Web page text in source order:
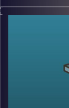
ששמה לה
בן שושה,
תהליכי
למוצר